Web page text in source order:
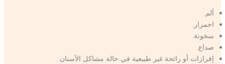
ألم.
احمرار.
سخونة.
صداع.
إفرازات أو رائحة غير طبيعية في حالة مشاكل الأسنان.